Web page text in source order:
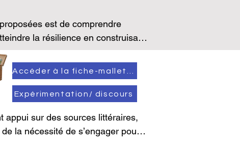
apprennent ainsi la langue
d’émotions variées, à
qui est de comprendre et de
de développer des
(le respect de l’écoute des
des racines de la construction
est de comprendre
la résilience en construisant
l’album de jeunesse Otto,
témoignage intitulée A la
Ungerer s'est inspiré de son
appui sur des sources littéraires,
la nécessité de s’engager pour
Expérimentation/ discours